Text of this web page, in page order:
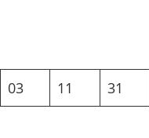
03 11 31